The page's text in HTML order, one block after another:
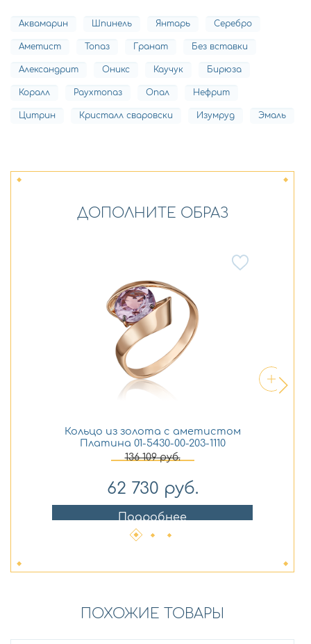
Аквамарин Шпинель Янтарь Серебро
Аметист Топаз Гранат Без вставки
Александрит Оникс Каучук Бирюза
Коралл Раухтопаз Опал Нефрит
Цитрин Кристалл сваровски Изумруд Эмаль
ДОПОЛНИТЕ ОБРАЗ
Кольцо из золота с аметистом
Платина 01-5430-00-203-1110
136 109руб.
62 730 руб.
Подробнее
ПОХОЖИЕ ТОВАРЫ